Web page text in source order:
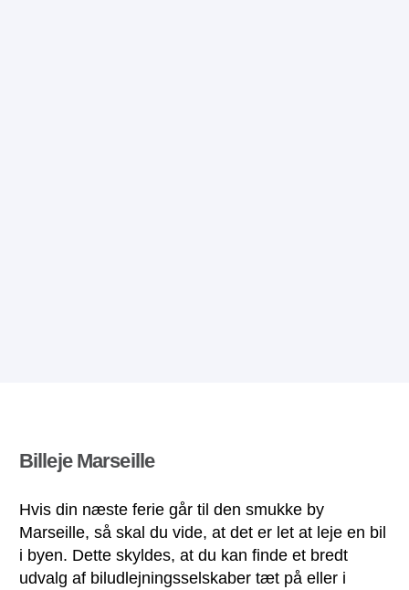
Billeje Marseille
Hvis din næste ferie går til den smukke by
Marseille, så skal du vide, at det er let at leje en bil
i byen. Dette skyldes, at du kan finde et bredt
udvalg af biludlejningsselskaber tæt på eller i